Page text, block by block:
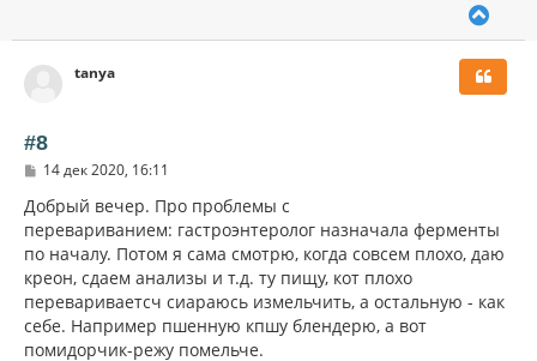
у
а
ч
л
tanya
#8
С
о
б
щ
е
н
и
е
14 дек 2020, 16:11
Добрый вечер. Про проблемы с
перевариванием: гастроэнтеролог назначала ферменты
по началу. Потом я сама смотрю, когда совсем плохо, даю
креон, сдаем анализы и т.д. ту пищу, кот плохо
перевариваетсч сиараюсь измельчить, а остальную - как
себе. Например пшенную кпшу блендерю, а вот
помидорчик-режу помельче.